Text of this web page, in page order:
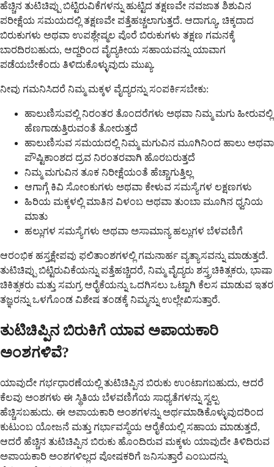
ಹೆಚ್ಚಿನ ತುಟಿಚಿಪ್ಪು ಬಿಟ್ಟಿರುವಿಕೆಗಳನ್ನು ಹುಟ್ಟಿದ ತಕ್ಷಣವೇ ನವಜಾತ ಶಿಶುವಿನ
ಪರೀಕ್ಷೆಯ ಸಮಯದಲ್ಲಿ ತಕ್ಷಣವೇ ಪತ್ತೆಹಚ್ಚಲಾಗುತ್ತದೆ. ಆದಾಗ್ಯೂ, ಚಿಕ್ಕದಾದ
ಬಿರುಕುಗಳು ಅಥವಾ ಉಪಶ್ಲೇಷ್ಮಲ ಪೊರೆ ಬಿರುಕುಗಳು ತಕ್ಷಣ ಗಮನಕ್ಕೆ
ಬಾರದಿರಬಹುದು, ಆದ್ದರಿಂದ ವೈದ್ಯಕೀಯ ಸಹಾಯವನ್ನು ಯಾವಾಗ
ಪಡೆಯಬೇಕೆಂದು ತಿಳಿದುಕೊಳ್ಳುವುದು ಮುಖ್ಯ.
ನೀವು ಗಮನಿಸಿದರೆ ನಿಮ್ಮ ಮಕ್ಕಳ ವೈದ್ಯರನ್ನು ಸಂಪರ್ಕಿಸಬೇಕು:
ಹಾಲುಣಿಸುವಲ್ಲಿ ನಿರಂತರ ತೊಂದರೆಗಳು ಅಥವಾ ನಿಮ್ಮ ಮಗು ಹೀರುವಲ್ಲಿ
ಹೆಣಗಾಡುತ್ತಿರುವಂತೆ ತೋರುತ್ತದೆ
ಹಾಲುಣಿಸುವ ಸಮಯದಲ್ಲಿ ನಿಮ್ಮ ಮಗುವಿನ ಮೂಗಿನಿಂದ ಹಾಲು ಅಥವಾ
ಪೌಷ್ಟಿಕಾಂಶದ ದ್ರವ ನಿರಂತರವಾಗಿ ಹೊರಬರುತ್ತದೆ
ನಿಮ್ಮ ಮಗುವಿನ ತೂಕ ನಿರೀಕ್ಷೆಯಂತೆ ಹೆಚ್ಚಾಗುತ್ತಿಲ್ಲ
ಆಗಾಗ್ಗೆ ಕಿವಿ ಸೋಂಕುಗಳು ಅಥವಾ ಕೇಳುವ ಸಮಸ್ಯೆಗಳ ಲಕ್ಷಣಗಳು
ಹಿರಿಯ ಮಕ್ಕಳಲ್ಲಿ ಮಾತಿನ ವಿಳಂಬ ಅಥವಾ ತುಂಬಾ ಮೂಗಿನ ಧ್ವನಿಯ
ಮಾತು
ಹಲ್ಲುಗಳ ಸಮಸ್ಯೆಗಳು ಅಥವಾ ಅಸಾಮಾನ್ಯ ಹಲ್ಲುಗಳ ಬೆಳವಣಿಗೆ
ಆರಂಭಿಕ ಹಸ್ತಕ್ಷೇಪವು ಫಲಿತಾಂಶಗಳಲ್ಲಿ ಗಮನಾರ್ಹ ವ್ಯತ್ಯಾಸವನ್ನು ಮಾಡುತ್ತದೆ.
ತುಟಿಚಿಪ್ಪು ಬಿಟ್ಟಿರುವಿಕೆಯನ್ನು ಪತ್ತೆಹಚ್ಚಿದರೆ, ನಿಮ್ಮ ವೈದ್ಯರು ಶಸ್ತ್ರಚಿಕಿತ್ಸಕರು, ಭಾಷಾ
ಚಿಕಿತ್ಸಕರು ಮತ್ತು ಸಮಗ್ರ ಆರೈಕೆಯನ್ನು ಒದಗಿಸಲು ಒಟ್ಟಾಗಿ ಕೆಲಸ ಮಾಡುವ ಇತರ
ತಜ್ಞರನ್ನು ಒಳಗೊಂಡ ವಿಶೇಷ ತಂಡಕ್ಕೆ ನಿಮ್ಮನ್ನು ಉಲ್ಲೇಖಿಸುತ್ತಾರೆ.
ತುಟಿಚಿಪ್ಪಿನ ಬಿರುಕಿಗೆ ಯಾವ ಅಪಾಯಕಾರಿ
ಅಂಶಗಳಿವೆ?
ಯಾವುದೇ ಗರ್ಭಧಾರಣೆಯಲ್ಲಿ ತುಟಿಚಿಪ್ಪಿನ ಬಿರುಕು ಉಂಟಾಗಬಹುದು, ಆದರೆ
ಕೆಲವು ಅಂಶಗಳು ಈ ಸ್ಥಿತಿಯ ಬೆಳವಣಿಗೆಯ ಸಾಧ್ಯತೆಗಳನ್ನು ಸ್ವಲ್ಪ
ಹೆಚ್ಚಿಸಬಹುದು. ಈ ಅಪಾಯಕಾರಿ ಅಂಶಗಳನ್ನು ಅರ್ಥಮಾಡಿಕೊಳ್ಳುವುದರಿಂದ
ಕುಟುಂಬ ಯೋಜನೆ ಮತ್ತು ಗರ್ಭಾವಸ್ಥೆಯ ಆರೈಕೆಯಲ್ಲಿ ಸಹಾಯ ಮಾಡುತ್ತದೆ,
ಆದರೆ ಹೆಚ್ಚಿನ ತುಟಿಚಿಪ್ಪಿನ ಬಿರುಕು ಹೊಂದಿರುವ ಮಕ್ಕಳು ಯಾವುದೇ ತಿಳಿದಿರುವ
ಅಪಾಯಕಾರಿ ಅಂಶಗಳಿಲ್ಲದ ಪೋಷಕರಿಗೆ ಜನಿಸುತ್ತಾರೆ ಎಂಬುದನ್ನು